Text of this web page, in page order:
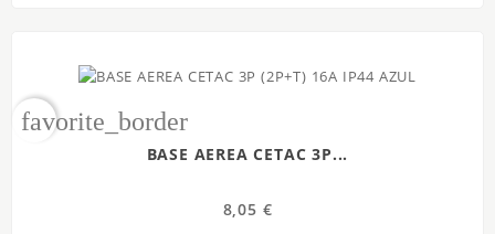
favorite_border
BASE AEREA CETAC 3P...
8,05 €